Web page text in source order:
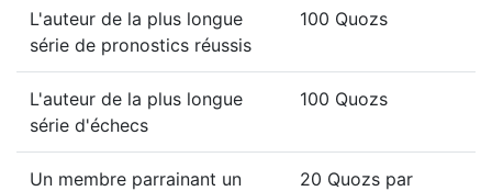
L'auteur de la plus longue
série de pronostics réussis
100 Quozs
L'auteur de la plus longue
série d'échecs
100 Quozs
Un membre parrainant un
20 Quozs par